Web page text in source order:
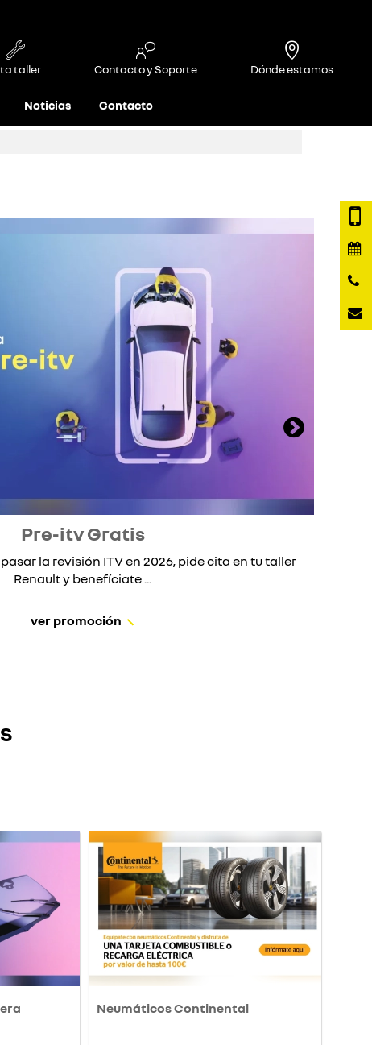
taller Contacto y Soporte Dónde estamos
Noticias Contacto
Pre-itv Gratis
la revisión ITV en 2026, pide cita en tu taller
Renault y benefíciate ...
ver promoción
Neumáticos Continental